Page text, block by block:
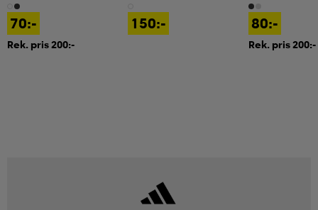
70:-
Rek. pris 200:-
150:- 80:-
Rek. pris 200:-